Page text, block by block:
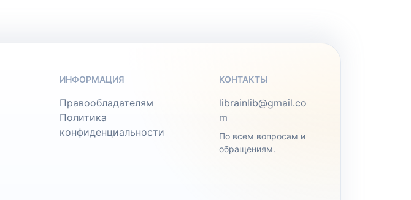
ИНФОРМАЦИЯ
Правообладателям
Политика
конфиденциальности
КОНТАКТЫ
librainlib@gmail.co
m
По всем вопросам и
обращениям.